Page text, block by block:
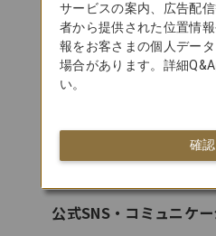
SKYTRAX
5スターエア
航空券の
公式SNS・コミュニケ
サービスの案内、広告配
者から提供された位置情
報をお客さまの個人デー
場合があります。詳細
い。
確認